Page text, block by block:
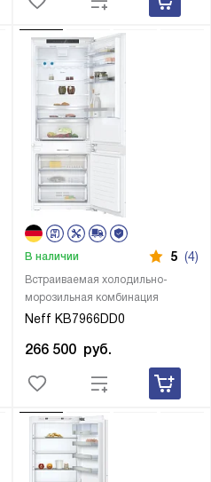
Встраиваемая холодильно-
морозильная комбинация
Neff KB7966DD0
В наличии 5 (4)
266 500 руб.